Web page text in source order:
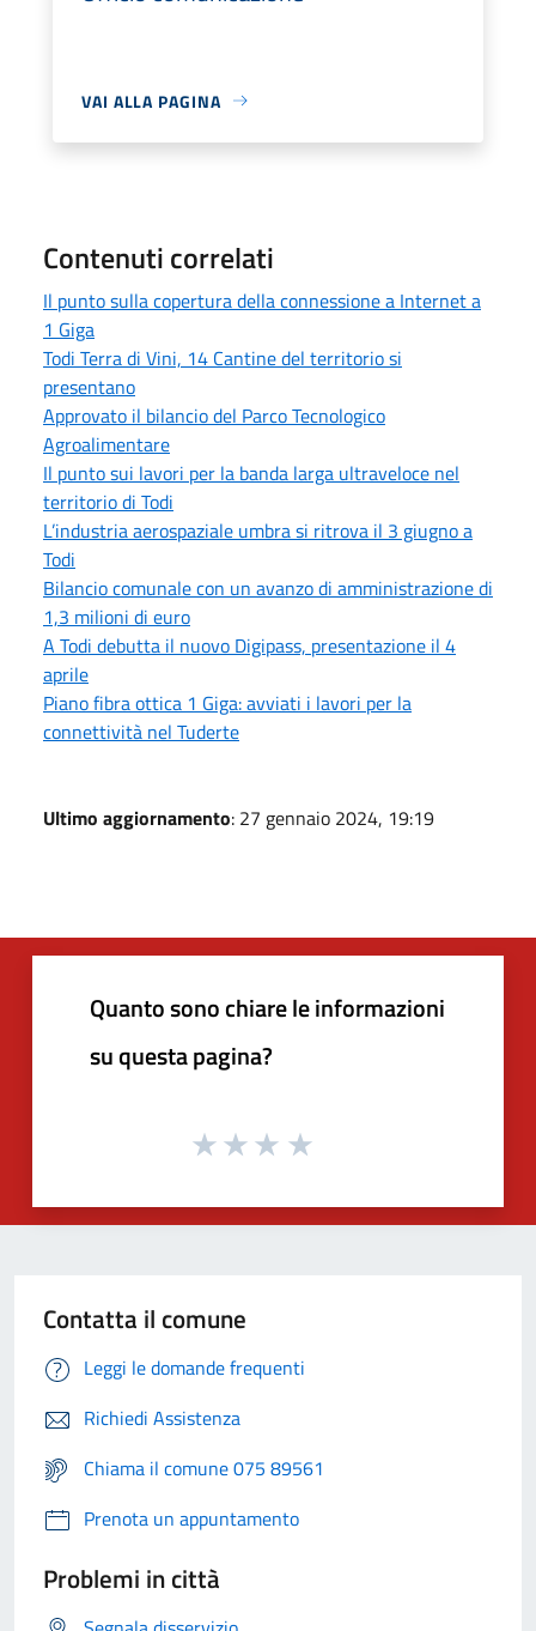
VAI ALLA PAGINA
Contenuti correlati
Il punto sulla copertura della connessione a Internet a
1 Giga
Todi Terra di Vini, 14 Cantine del territorio si
presentano
Approvato il bilancio del Parco Tecnologico
Agroalimentare
Il punto sui lavori per la banda larga ultraveloce nel
territorio di Todi
L’industria aerospaziale umbra si ritrova il 3 giugno a
Todi
Bilancio comunale con un avanzo di amministrazione di
1,3 milioni di euro
A Todi debutta il nuovo Digipass, presentazione il 4
aprile
Piano fibra ottica 1 Giga: avviati i lavori per la
connettività nel Tuderte
Ultimo aggiornamento: 27 gennaio 2024, 19:19
Quanto sono chiare le informazioni
su questa pagina?
Contatta il comune
Leggi le domande frequenti
Richiedi Assistenza
Chiama il comune 075 89561
Prenota un appuntamento
Problemi in città